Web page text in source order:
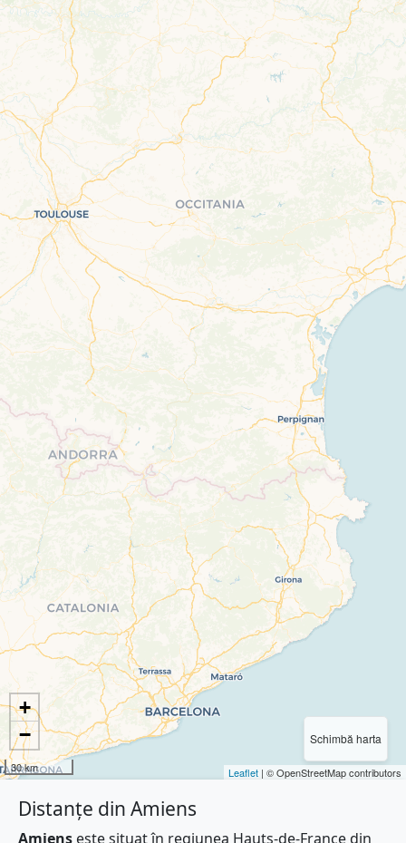
Schimbă harta
+
−
30 km Leaflet | © OpenStreetMap contributors
Distanțe din Amiens
Amiens este situat în regiunea Hauts-de-France din